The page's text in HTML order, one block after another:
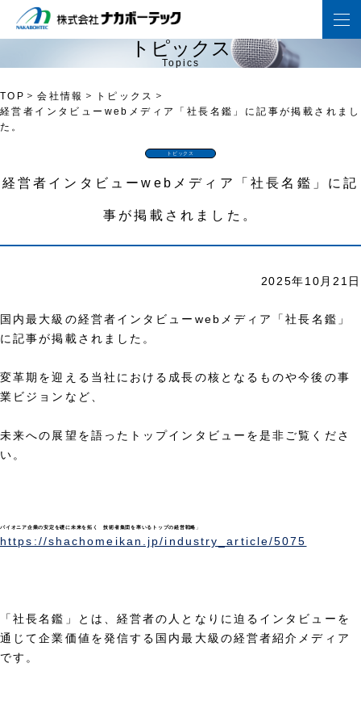
ト ピッ ク ス
Topi cs
TOP 会社情報
トピックス
経営者インタビューwebメディア「社長名鑑」に記事が掲載されまし
た。
トピックス
経営者インタビューwebメディア「社長名鑑」に記
事が掲載されました。
2025年10月21日
国内最大級の経営者インタビューwebメディア「社長名鑑」
に記事が掲載されました。
変革期を迎える当社における成長の核となるものや今後の事
業ビジョンなど、
未来への展望を語ったトップインタビューを是非ご覧くださ
い。
パイオニア企業の安定を礎に未来を拓く 技術者集団を率いるトップの経営戦略 」
https://shachomeikan.jp/industry_article/5075
「社長名鑑」とは、経営者の人となりに迫るインタビューを
通じて企業価値を発信する国内最大級の経営者紹介メディア
です。